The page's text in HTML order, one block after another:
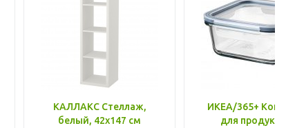
КАЛЛАКС Стеллаж,
белый, 42x147 см
ИКЕА/365+
для